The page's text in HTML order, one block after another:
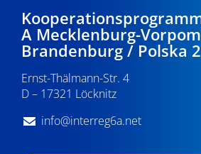
A Mecklenburg-
Brandenburg / Polska
Ernst-Thälmann-Str. 4
D – 17321 Löcknitz
info@interreg6a.net